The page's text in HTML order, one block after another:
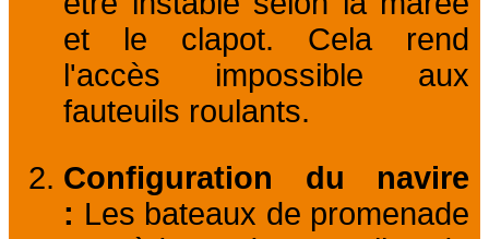
et le clapot. Cela rend
l'accès impossible aux
fauteuils roulants.
Configuration du navire
: Les bateaux de promenade